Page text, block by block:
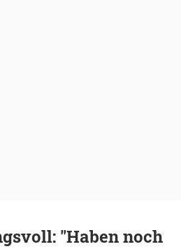
"Haben noch